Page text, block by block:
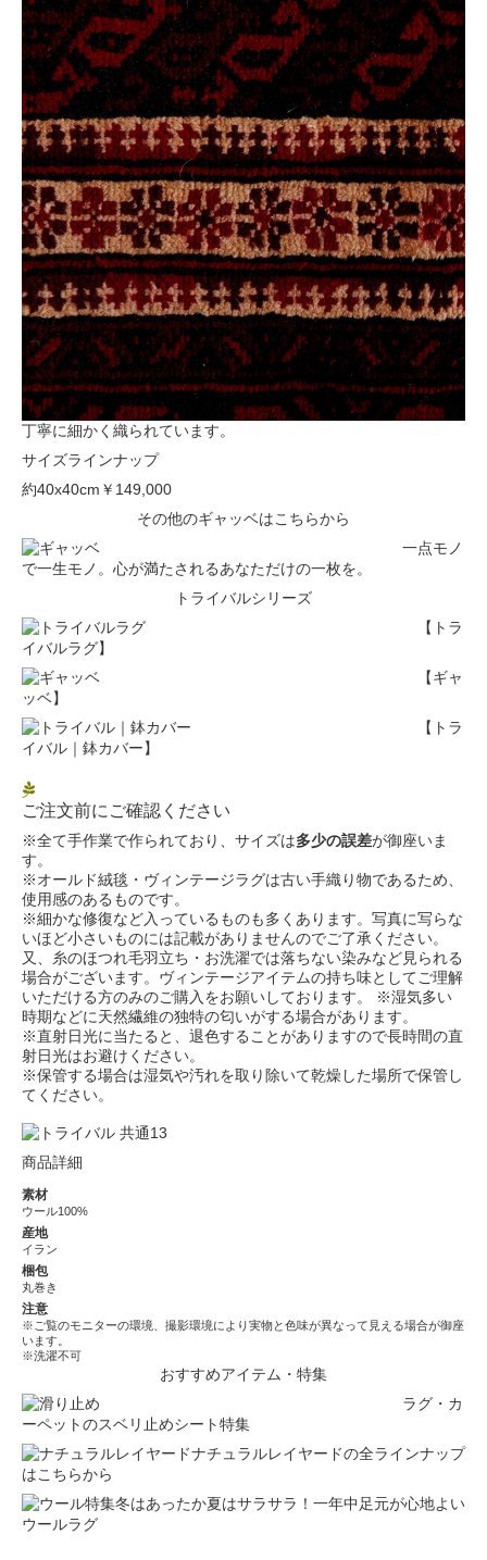
丁寧に細かく織られています。
サイズラインナップ
約40x40cm ￥149,000
その他のギャッベはこちらから
一点モノ
で一生モノ。心が満たされるあなただけの一枚を。
トライバルシリーズ
【トラ
イバルラグ】
【ギャ
ッベ】
【トラ
イバル｜鉢カバー】
ご注文前にご確認ください
※全て手作業で作られており、サイズは多少の誤差が御座いま
す。
※オールド絨毯・ヴィンテージラグは古い手織り物であるため、
使用感のあるものです。
※細かな修復など入っているものも多くあります。写真に写らな
いほど小さいものには記載がありませんのでご了承ください。
又、糸のほつれ毛羽立ち・お洗濯では落ちない染みなど見られる
場合がございます。ヴィンテージアイテムの持ち味としてご理解
いただける方のみのご購入をお願いしております。 ※湿気多い
時期などに天然繊維の独特の匂いがする場合があります。
※直射日光に当たると、退色することがありますので長時間の直
射日光はお避けください。
※保管する場合は湿気や汚れを取り除いて乾燥した場所で保管し
てください。
商品詳細
素材
ウール100%
産地
イラン
梱包
丸巻き
注意
※ご覧のモニターの環境、撮影環境により実物と色味が異なって見える場合が御座
います。
※洗濯不可
おすすめアイテム・特集
ラグ・カ
ーペットのスベリ止めシート特集
ナチュラルレイヤードの全ラインナップ
はこちらから
冬はあったか夏はサラサラ！一年中足元が心地よい
ウールラグ